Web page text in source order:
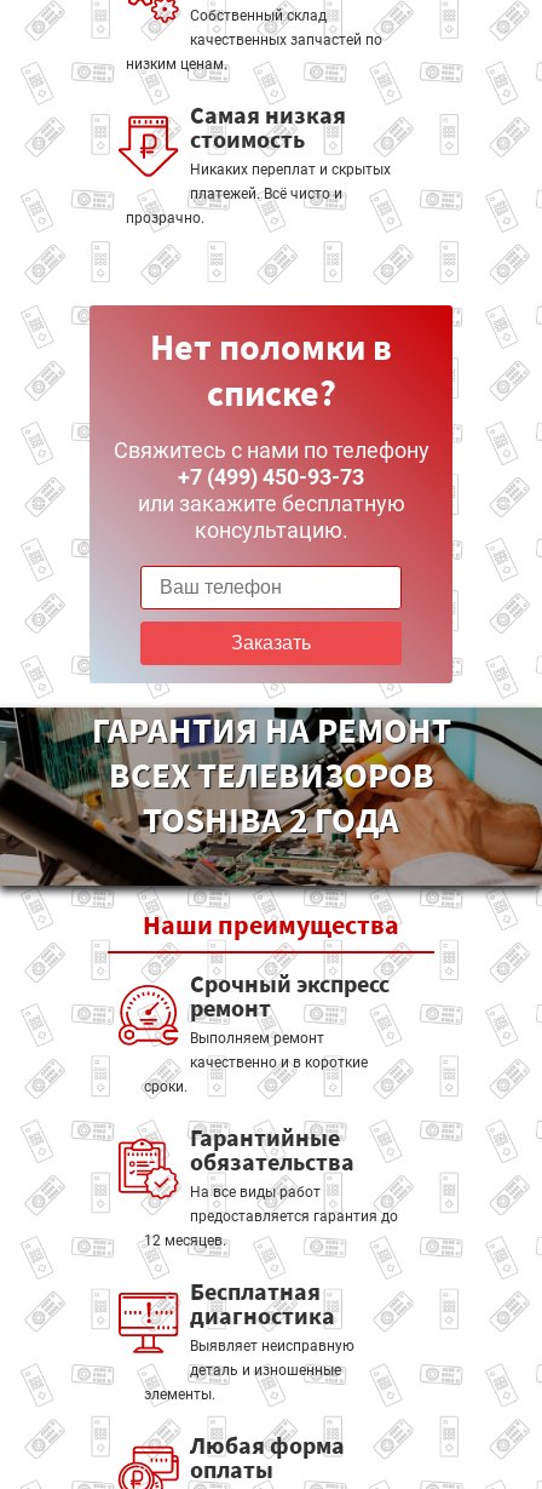
Собственный склад
качественных запчастей по
низким ценам.
Самая низкая
стоимость
Никаких переплат и скрытых
платежей. Всё чисто и
прозрачно.
Нет поломки в
списке?
Свяжитесь с нами по телефону
+7 (499) 450-93-73
или закажите бесплатную
консультацию.
Заказать
ГАРАНТИЯ НА РЕМОНТ
ВСЕХ ТЕЛЕВИЗОРОВ
TOSHIBA 2 ГОДА
Наши преимущества
Срочный экспресс
ремонт
Выполняем ремонт
качественно и в короткие
сроки.
Гарантийные
обязательства
На все виды работ
предоставляется гарантия до
12 месяцев.
Бесплатная
диагностика
Выявляет неисправную
деталь и изношенные
элементы.
Любая форма
оплаты